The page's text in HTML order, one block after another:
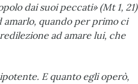
dai suoi peccati» (Mt 1, 21)
amarlo, quando per primo ci
ad amare lui, che
E quanto egli operò,